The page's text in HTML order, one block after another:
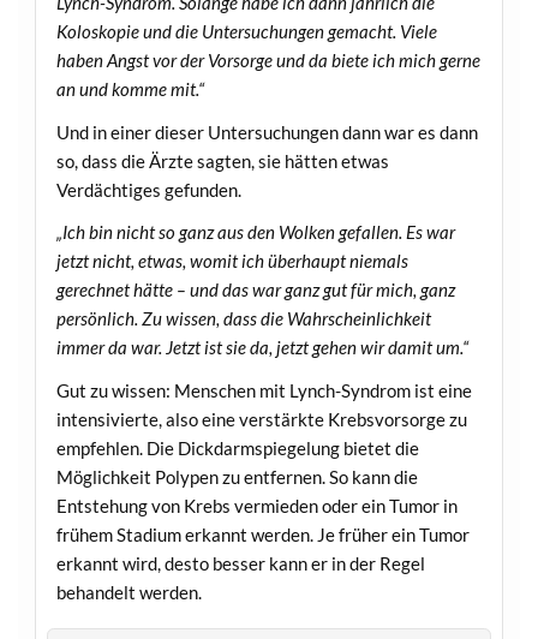
Koloskopie und die Untersuchungen gemacht. Viele
haben Angst vor der Vorsorge und da biete ich mich gerne
an und komme mit.“
Und in einer dieser Untersuchungen dann war es dann
so, dass die Ärzte sagten, sie hätten etwas
Verdächtiges gefunden.
„Ich bin nicht so ganz aus den Wolken gefallen. Es war
jetzt nicht, etwas, womit ich überhaupt niemals
gerechnet hätte – und das war ganz gut für mich, ganz
persönlich. Zu wissen, dass die Wahrscheinlichkeit
immer da war. Jetzt ist sie da, jetzt gehen wir damit um.“
Gut zu wissen: Menschen mit Lynch-Syndrom ist eine
intensivierte, also eine verstärkte Krebsvorsorge zu
empfehlen. Die Dickdarmspiegelung bietet die
Möglichkeit Polypen zu entfernen. So kann die
Entstehung von Krebs vermieden oder ein Tumor in
frühem Stadium erkannt werden. Je früher ein Tumor
erkannt wird, desto besser kann er in der Regel
behandelt werden.